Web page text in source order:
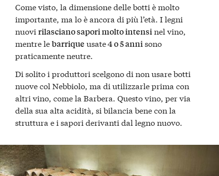
Come visto, la dimensione delle botti è molto
importante, ma lo è ancora di più l’età. I legni
nuovirilasciano sapori molto intensi nel vino,
mentre lebarrique usate4 o 5 anni sono
praticamente neutre.
Di solito i produttori scelgono di non usare botti
nuove col Nebbiolo, ma di utilizzarle prima con
altri vino, come la Barbera. Questo vino, per via
della sua alta acidità, si bilancia bene con la
struttura e i sapori derivanti dal legno nuovo.